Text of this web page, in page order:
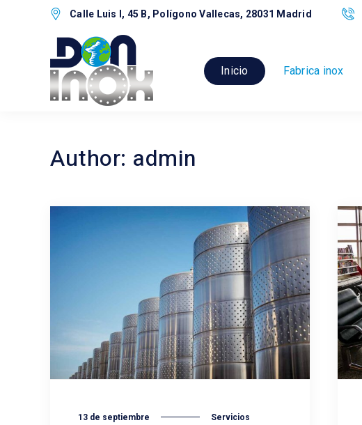
Calle Luis I, 45 B, Polígono Vallecas, 28031 Madrid
Inicio Fabrica inox
Author: admin
13 de septiembre Servicios